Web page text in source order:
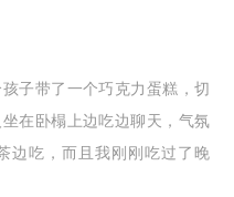
子带了一个巧克力蛋糕，切
在卧榻上边吃边聊天，气氛
边吃，而且我刚刚吃过了晚